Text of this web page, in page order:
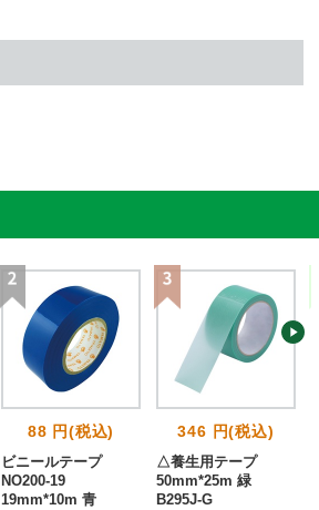
88 円(税込)
ビニールテープ
NO200-19
19mm*10m 青
346 円(税込)
△養生用テープ
50mm*25m 緑
B295J-G